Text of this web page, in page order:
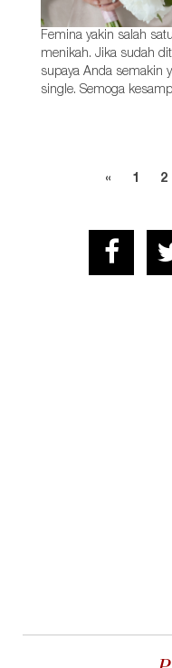
Femina yakin salah
menikah. Jika sudah
supaya Anda semakin
single. Semoga
« 1 2